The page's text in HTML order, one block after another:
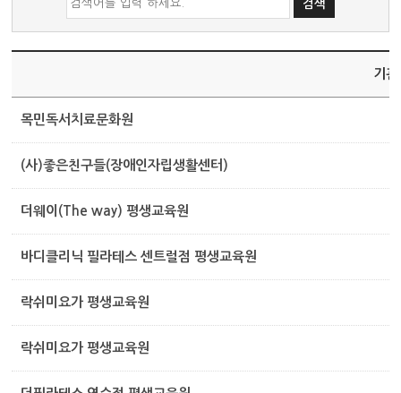
기관
목민독서치료문화원
(사)좋은친구들(장애인자립생활센터)
더웨이(The way) 평생교육원
바디클리닉 필라테스 센트럴점 평생교육원
락쉬미요가 평생교육원
락쉬미요가 평생교육원